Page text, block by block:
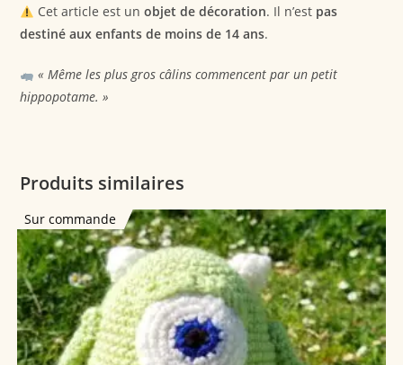
Cet article est unobjet de décoration. Il n’est pas
destiné aux enfants de moins de 14 ans.
« Même les plus gros câlins commencent par un petit
hippopotame. »
Produits similaires
Sur commande